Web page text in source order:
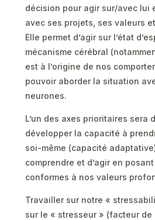
décision pour agir sur/avec lui
avec ses projets, ses valeurs
Elle permet d’agir sur l’état
mécanisme cérébral
est à l’origine de nos
pouvoir aborder la situation
neurones.
L’un des axes prioritaires sera
développer la capacité à
soi-même (capacité
comprendre et d’agir en
conformes à nos valeurs
Travailler sur notre «
sur le « stresseur » (facteur de